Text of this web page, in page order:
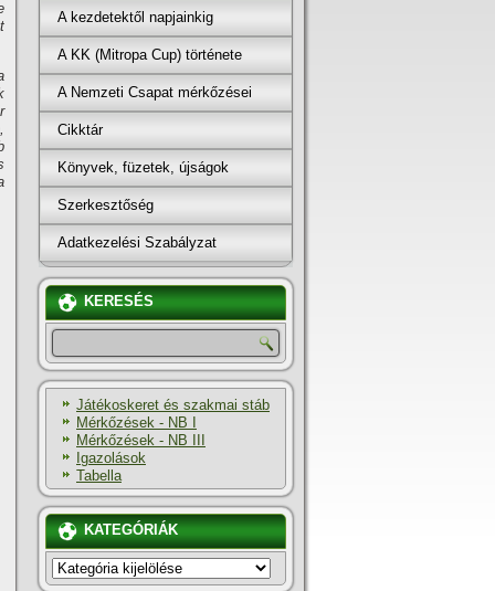
A kezdetektől napjainkig
A KK (Mitropa Cup) története
A Nemzeti Csapat mérkőzései
Cikktár
Könyvek, füzetek, újságok
Szerkesztőség
Adatkezelési Szabályzat
KERESÉS
Játékoskeret és szakmai stáb
Mérkőzések - NB I
Mérkőzések - NB III
Igazolások
Tabella
KATEGÓRIÁK
KATEGÓRIÁK